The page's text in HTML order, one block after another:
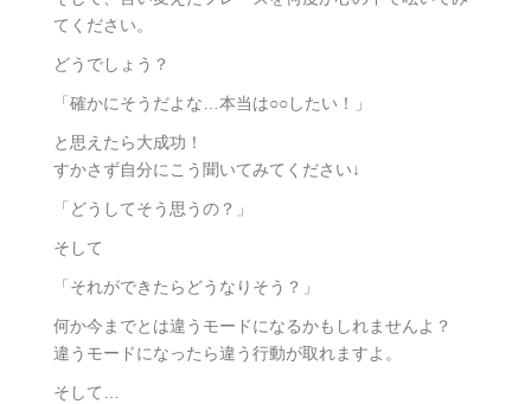
てください。
どうでしょう？
「確かにそうだよな…本当は○○したい！」
と思えたら大成功！
すかさず自分にこう聞いてみてください↓
「どうしてそう思うの？」
そして
「それができたらどうなりそう？」
何か今までとは違うモードになるかもしれませんよ？
違うモードになったら違う行動が取れますよ。
そして…